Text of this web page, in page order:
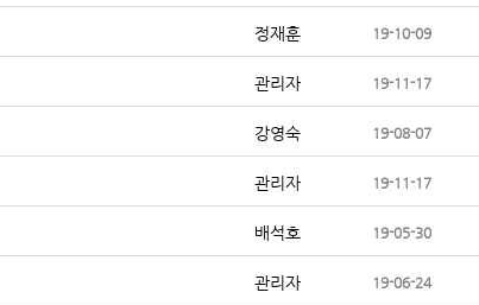
정재훈 19-10-09
관리자 19-11-17
강영숙 19-08-07
관리자 19-11-17
배석호 19-05-30
관리자 19-06-24